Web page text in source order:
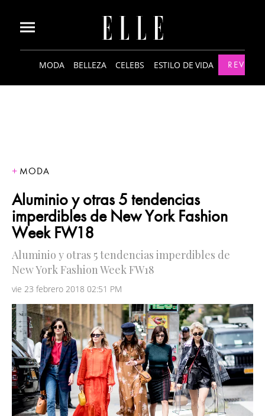
MODA BELLEZA CELEBS ESTILO DE VIDA
MODA
Aluminio y otras 5 tendencias
imperdibles de New York Fashion
Week FW18
Aluminio y otras 5 tendencias imperdibles de
New York Fashion Week FW18
vie 23 febrero 2018 02:51 PM